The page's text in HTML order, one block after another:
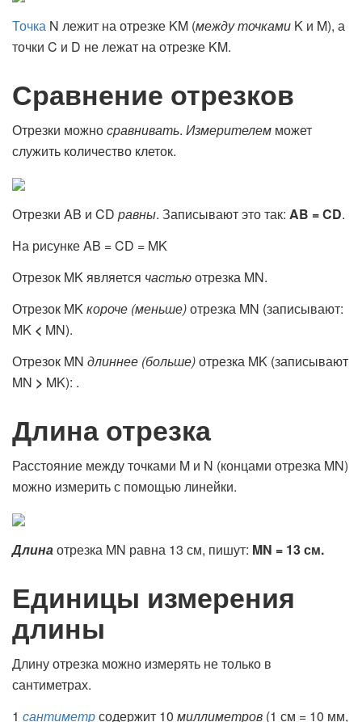
Точка N лежит на отрезке KM (между точками K и M), а
точки C и D не лежат на отрезке KM.
Сравнение отрезков
Отрезки можносравнивать. Измерителем может
служить количество клеток.
Отрезки AB и CD равны. Записывают это так: AB =CD.
На рисунке AB = CD = MK
Отрезок MK является частьюотрезка MN.
Отрезок MKкороче (меньше)отрезка MN (записывают:
MK < MN).
Отрезок MN длиннее (больше)отрезка MK (записывают
MN > MK): .
Длина отрезка
Расстояние между точками M и N (концами отрезка MN)
можно измерить с помощью линейки.
Длинаотрезка MN равна 13 см, пишут: MN = 13 см.
Единицы измерения
длины
Длину отрезка можно измерять не только в
сантиметрах.
1 сантиметрсодержит 10 миллиметров (1 см = 10 мм,